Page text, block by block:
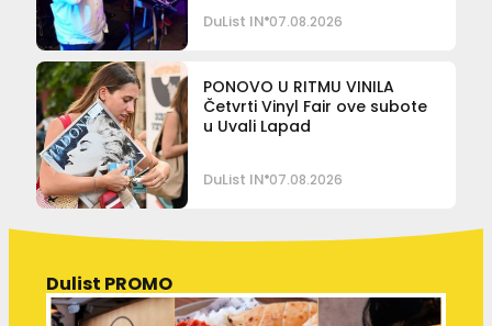
DuList IN 07.08.2026
PONOVO U RITMU VINILA
Četvrti Vinyl Fair ove subote
u Uvali Lapad
DuList IN 07.08.2026
Dulist PROMO